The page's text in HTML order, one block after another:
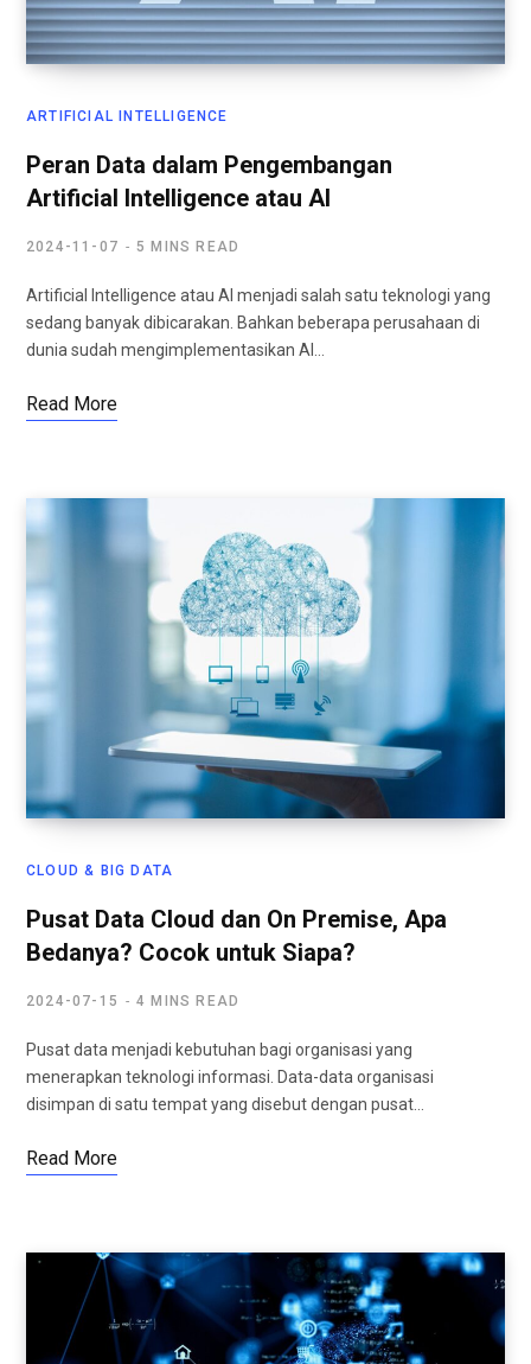
ARTIFICIAL INTELLIGENCE
Peran Data dalam Pengembangan
Artificial Intelligence atau AI
2024-11-07 5 MINS READ
Artificial Intelligence atau AI menjadi salah satu teknologi yang
sedang banyak dibicarakan. Bahkan beberapa perusahaan di
dunia sudah mengimplementasikan AI…
Read More
CLOUD & BIG DATA
Pusat Data Cloud dan On Premise, Apa
Bedanya? Cocok untuk Siapa?
2024-07-15 4 MINS READ
Pusat data menjadi kebutuhan bagi organisasi yang
menerapkan teknologi informasi. Data-data organisasi
disimpan di satu tempat yang disebut dengan pusat…
Read More